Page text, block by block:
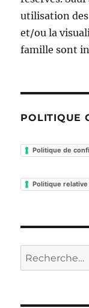
utilisation des
et/ou la
famille sont
POLITIQUE
Politique de
Politique relative
Recherche
pour :